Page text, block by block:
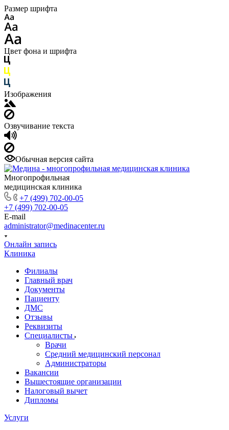
Размер шрифта
Цвет фона и шрифта
Изображения
Озвучивание текста
Обычная версия сайта
Многопрофильная
медицинская клиника
+7 (499) 702-00-05
+7 (499) 702-00-05
E-mail
administrator@medinacenter.ru
Онлайн запись
Клиника
Филиалы
Главный врач
Документы
Пациенту
ДМС
Отзывы
Реквизиты
Специалисты
Врачи
Средний медицинский персонал
Администраторы
Вакансии
Вышестоящие организации
Налоговый вычет
Дипломы
Услуги